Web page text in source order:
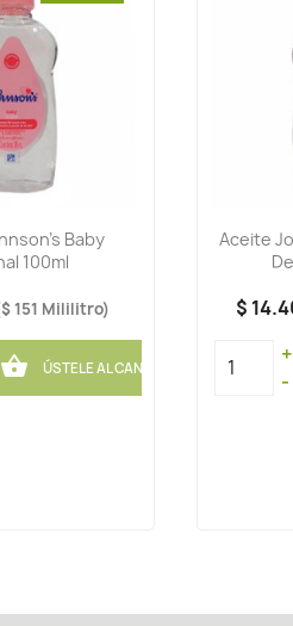
Baby
100ml
151 Mililitro)
 ÚSTELE AL CANASTO
Aceite
$
+
-